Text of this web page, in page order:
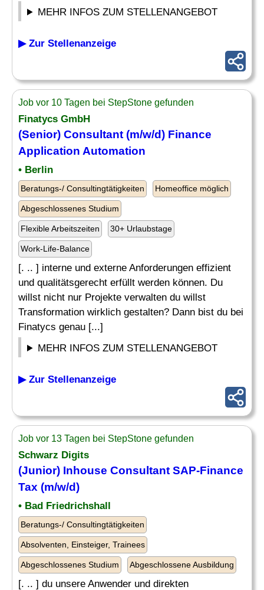
MEHR INFOS ZUM STELLENANGEBOT
▶ Zur Stellenanzeige
Job vor 10 Tagen bei StepStone gefunden
Finatycs GmbH
(Senior) Consultant (m/w/d) Finance
Application Automation
• Berlin
Beratungs-/ Consultingtätigkeiten Homeoffice möglich
Abgeschlossenes Studium
Flexible Arbeitszeiten 30+ Urlaubstage
Work-Life-Balance
[. .. ] interne und externe Anforderungen effizient
und qualitätsgerecht erfüllt werden können. Du
willst nicht nur Projekte verwalten du willst
Transformation wirklich gestalten? Dann bist du bei
Finatycs genau [...]
MEHR INFOS ZUM STELLENANGEBOT
▶ Zur Stellenanzeige
Job vor 13 Tagen bei StepStone gefunden
Schwarz Digits
(Junior) Inhouse Consultant SAP-Finance
Tax (m/w/d)
• Bad Friedrichshall
Beratungs-/ Consultingtätigkeiten
Absolventen, Einsteiger, Trainees
Abgeschlossenes Studium Abgeschlossene Ausbildung
[. .. ] du unsere Anwender und direkten